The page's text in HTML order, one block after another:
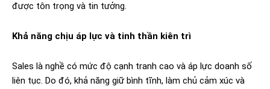
được tôn trọng và tin tưởng.
Khả năng chịu áp lực và tinh thần kiên trì
Sales là nghề có mức độ cạnh tranh cao và áp lực doanh số
liên tục. Do đó, khả năng giữ bình tĩnh, làm chủ cảm xúc và